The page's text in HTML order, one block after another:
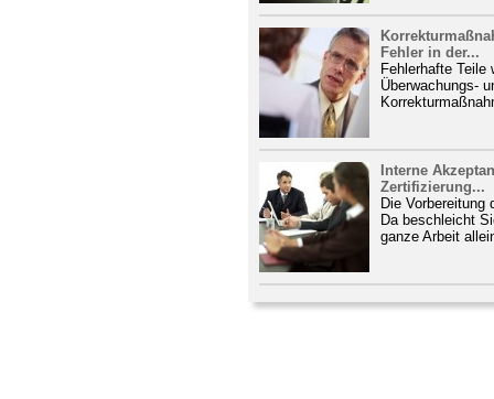
Fehler in der...
Fehlerhafte Teile
Überwachungs-
Interne
Zertifizierung...
Die Vorbereitung
Da beschleicht
ganze Arbeit